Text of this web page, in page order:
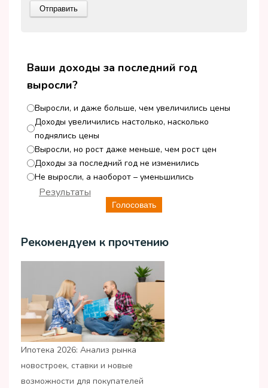
Ваши доходы за последний год
выросли?
Выросли, и даже больше, чем увеличились цены
Доходы увеличились настолько, насколько
поднялись цены
Выросли, но рост даже меньше, чем рост цен
Доходы за последний год не изменились
Не выросли, а наоборот – уменьшились
Голосовать
Результаты
Рекомендуем к прочтению
Ипотека 2026: Анализ рынка
новостроек, ставки и новые
возможности для покупателей